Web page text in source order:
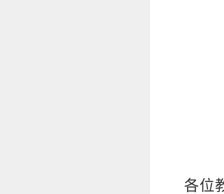
各位